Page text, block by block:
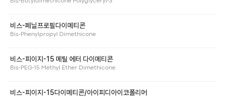
Bis-Butyldimethicone Polyglyceryl-3
비스-페닐프로필다이메티콘
Bis-Phenylpropyl Dimethicone
비스-피이지-15 메틸 에터 다이메티콘
Bis-PEG-15 Methyl Ether Dimethicone
비스-피이지-15다이메티콘/아이피디아이코폴리머